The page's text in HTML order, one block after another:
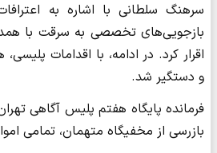
سرهنگ سلطانی با اشاره به
بازجویی‌های تخصصی به سرقت با
اقرار کرد. در ادامه، با اقدامات
و دستگیر شد.
فرمانده پایگاه هفتم پلیس آگاهی
بازرسی از مخفیگاه متهمان، تمامی